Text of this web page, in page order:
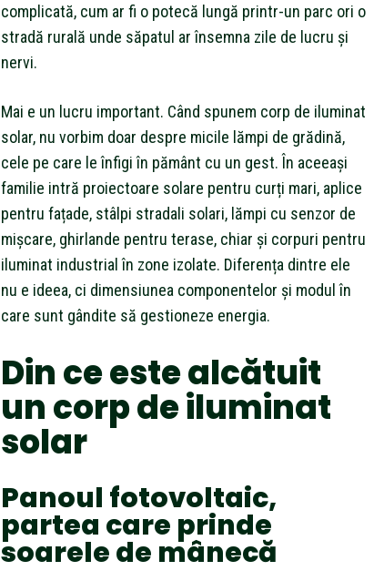
complicată, cum ar fi o potecă lungă printr-un parc ori o
stradă rurală unde săpatul ar însemna zile de lucru și
nervi.
Mai e un lucru important. Când spunem corp de iluminat
solar, nu vorbim doar despre micile lămpi de grădină,
cele pe care le înfigi în pământ cu un gest. În aceeași
familie intră proiectoare solare pentru curți mari, aplice
pentru fațade, stâlpi stradali solari, lămpi cu senzor de
mișcare, ghirlande pentru terase, chiar și corpuri pentru
iluminat industrial în zone izolate. Diferența dintre ele
nu e ideea, ci dimensiunea componentelor și modul în
care sunt gândite să gestioneze energia.
Din ce este alcătuit
un corp de iluminat
solar
Panoul fotovoltaic,
partea care prinde
soarele de mânecă